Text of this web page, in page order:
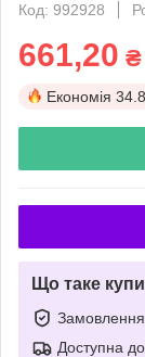
Код: 992928
661,20 ₴
Економія
Що таке
Замовлення
Доступна